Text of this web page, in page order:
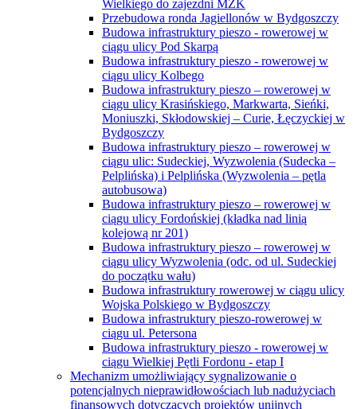
Wielkiego do zajezdni MZK
Przebudowa ronda Jagiellonów w Bydgoszczy
Budowa infrastruktury pieszo - rowerowej w
ciągu ulicy Pod Skarpą
Budowa infrastruktury pieszo - rowerowej w
ciągu ulicy Kolbego
Budowa infrastruktury pieszo – rowerowej w
ciągu ulicy Krasińskiego, Markwarta, Sieńki,
Moniuszki, Skłodowskiej – Curie, Łęczyckiej w
Bydgoszczy
Budowa infrastruktury pieszo – rowerowej w
ciągu ulic: Sudeckiej, Wyzwolenia (Sudecka –
Pelplińska) i Pelplińska (Wyzwolenia – pętla
autobusowa)
Budowa infrastruktury pieszo – rowerowej w
ciągu ulicy Fordońskiej (kładka nad linią
kolejową nr 201)
Budowa infrastruktury pieszo – rowerowej w
ciągu ulicy Wyzwolenia (odc. od ul. Sudeckiej
do początku wału)
Budowa infrastruktury rowerowej w ciągu ulicy
Wojska Polskiego w Bydgoszczy
Budowa infrastruktury pieszo-rowerowej w
ciągu ul. Petersona
Budowa infrastruktury pieszo - rowerowej w
ciągu Wielkiej Pętli Fordonu - etap I
Mechanizm umożliwiający sygnalizowanie o
potencjalnych nieprawidłowościach lub nadużyciach
finansowych dotyczących projektów unijnych